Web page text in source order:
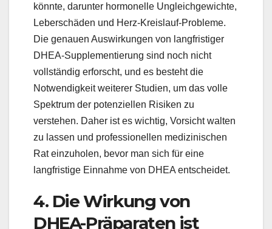
könnte, darunter hormonelle Ungleichgewichte,
Leberschäden und Herz-Kreislauf-Probleme.
Die genauen Auswirkungen von langfristiger
DHEA-Supplementierung sind noch nicht
vollständig erforscht, und es besteht die
Notwendigkeit weiterer Studien, um das volle
Spektrum der potenziellen Risiken zu
verstehen. Daher ist es wichtig, Vorsicht walten
zu lassen und professionellen medizinischen
Rat einzuholen, bevor man sich für eine
langfristige Einnahme von DHEA entscheidet.
4. Die Wirkung von
DHEA-Präparaten ist